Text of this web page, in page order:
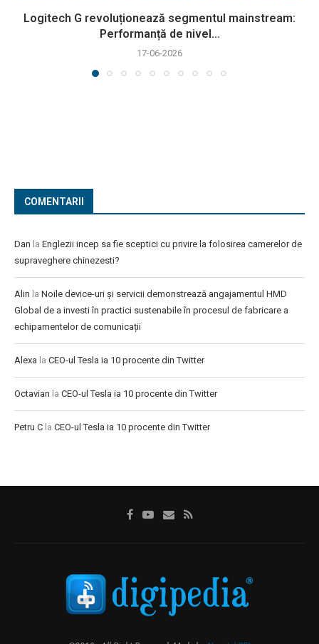
Logitech G revoluționează segmentul mainstream:
Performanță de nivel...
17-06-2026
COMENTARII
Dan la Englezii incep sa fie sceptici cu privire la folosirea camerelor de
supraveghere chinezesti?
Alin la Noile device-uri și servicii demonstrează angajamentul HMD
Global de a investi în practici sustenabile în procesul de fabricare a
echipamentelor de comunicații
Alexa la CEO-ul Tesla ia 10 procente din Twitter
Octavian la CEO-ul Tesla ia 10 procente din Twitter
Petru C la CEO-ul Tesla ia 10 procente din Twitter